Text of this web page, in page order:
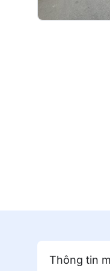
Thông tin